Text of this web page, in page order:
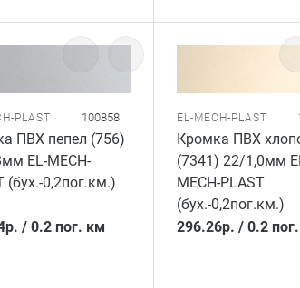
PLAST 100858
ПВХ пепел (756)
EL-MECH-
(бух.-0,2пог.км.)
р. / 0.2 пог. км
EL-MECH-PLAST
Кромка ПВХ
(7341) 22/1,0мм
MECH-PLAST
(бух.-0,2пог.км.)
296.26р. / 0.2